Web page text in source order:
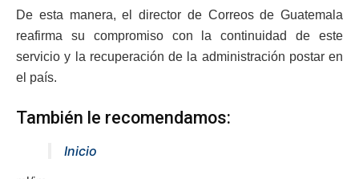
De esta manera, el director de Correos de Guatemala
reafirma su compromiso con la continuidad de este
servicio y la recuperación de la administración postar en
el país.
También le recomendamos:
Inicio